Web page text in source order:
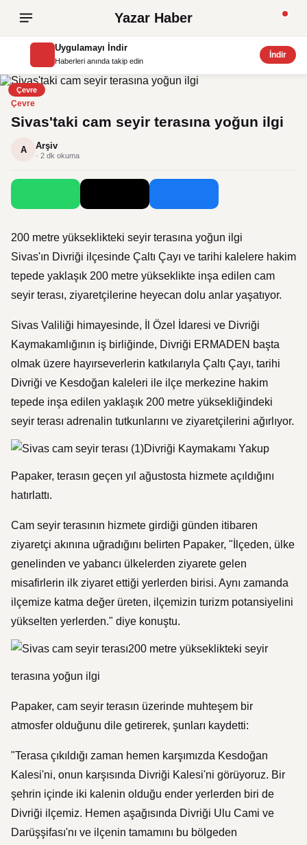
Yazar Haber
Uygulamayı İndir
Haberleri anında takip edin
İndir
Çevre
Çevre
Sivas'taki cam seyir terasına yoğun ilgi
A Arşiv
· 2 dk okuma
200 metre yükseklikteki seyir terasına yoğun ilgi
Sivas'ın Divriği ilçesinde Çaltı Çayı ve tarihi kalelere hakim
tepede yaklaşık 200 metre yükseklikte inşa edilen cam
seyir terası, ziyaretçilerine heyecan dolu anlar yaşatıyor.
Sivas Valiliği himayesinde, İl Özel İdaresi ve Divriği
Kaymakamlığının iş birliğinde, Divriği ERMADEN başta
olmak üzere hayırseverlerin katkılarıyla Çaltı Çayı, tarihi
Divriği ve Kesdoğan kaleleri ile ilçe merkezine hakim
tepede inşa edilen yaklaşık 200 metre yüksekliğindeki
seyir terası adrenalin tutkunlarını ve ziyaretçilerini ağırlıyor.
Divriği Kaymakamı Yakup
Papaker, terasın geçen yıl ağustosta hizmete açıldığını
hatırlattı.
Cam seyir terasının hizmete girdiği günden itibaren
ziyaretçi akınına uğradığını belirten Papaker, "İlçeden, ülke
genelinden ve yabancı ülkelerden ziyarete gelen
misafirlerin ilk ziyaret ettiği yerlerden birisi. Aynı zamanda
ilçemize katma değer üreten, ilçemizin turizm potansiyelini
yükselten yerlerden." diye konuştu.
200 metre yükseklikteki seyir
terasına yoğun ilgi
Papaker, cam seyir terasın üzerinde muhteşem bir
atmosfer olduğunu dile getirerek, şunları kaydetti:
"Terasa çıkıldığı zaman hemen karşımızda Kesdoğan
Kalesi'ni, onun karşısında Divriği Kalesi'ni görüyoruz. Bir
şehrin içinde iki kalenin olduğu ender yerlerden biri de
Divriği ilçemiz. Hemen aşağısında Divriği Ulu Cami ve
Darüşşifası'nı ve ilçenin tamamını bu bölgeden